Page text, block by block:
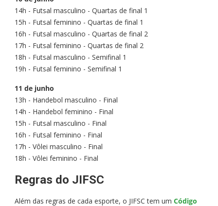
14h - Futsal masculino - Quartas de final 1
15h - Futsal feminino - Quartas de final 1
16h - Futsal masculino - Quartas de final 2
17h - Futsal feminino - Quartas de final 2
18h - Futsal masculino - Semifinal 1
19h - Futsal feminino - Semifinal 1
11 de junho
13h - Handebol masculino - Final
14h - Handebol feminino - Final
15h - Futsal masculino - Final
16h - Futsal feminino - Final
17h - Vôlei masculino - Final
18h - Vôlei feminino - Final
Regras do JIFSC
Além das regras de cada esporte, o JIFSC tem um Código